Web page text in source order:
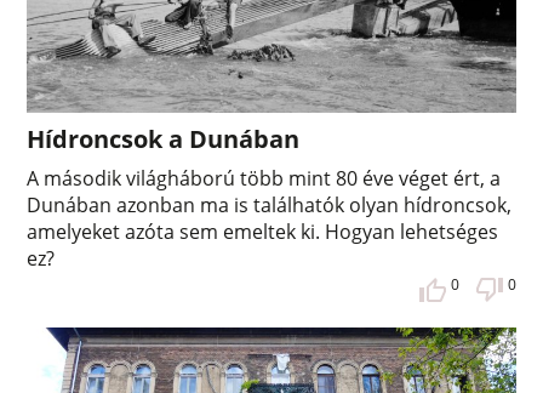
Hídroncsok a Dunában
A második világháború több mint 80 éve véget ért, a
Dunában azonban ma is találhatók olyan hídroncsok,
amelyeket azóta sem emeltek ki. Hogyan lehetséges
ez?
0 0